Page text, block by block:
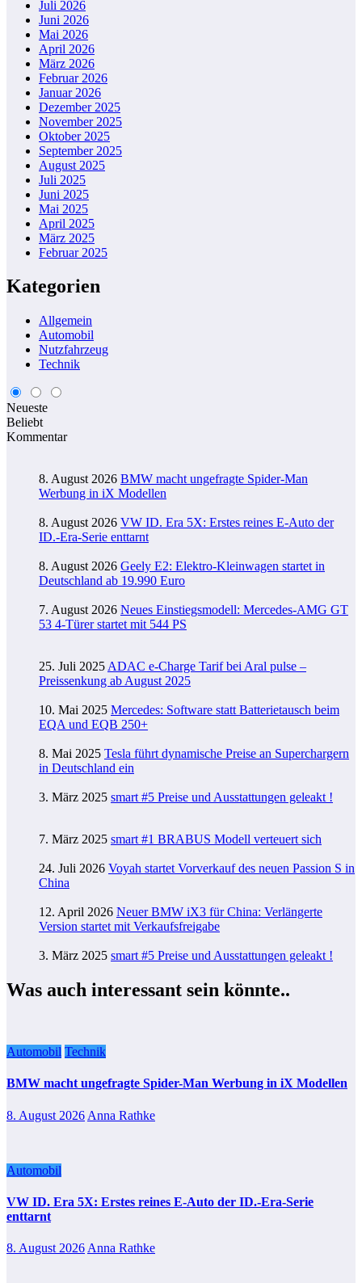
Juli 2026
Juni 2026
Mai 2026
April 2026
März 2026
Februar 2026
Januar 2026
Dezember 2025
November 2025
Oktober 2025
September 2025
August 2025
Juli 2025
Juni 2025
Mai 2025
April 2025
März 2025
Februar 2025
Kategorien
Allgemein
Automobil
Nutzfahrzeug
Technik
Neueste
Beliebt
Kommentar
8. August 2026 BMW macht ungefragte Spider-Man
Werbung in iX Modellen
8. August 2026 VW ID. Era 5X: Erstes reines E-Auto der
ID.-Era-Serie enttarnt
8. August 2026 Geely E2: Elektro-Kleinwagen startet in
Deutschland ab 19.990 Euro
7. August 2026 Neues Einstiegsmodell: Mercedes-AMG GT
53 4-Türer startet mit 544 PS
25. Juli 2025 ADAC e-Charge Tarif bei Aral pulse –
Preissenkung ab August 2025
10. Mai 2025 Mercedes: Software statt Batterietausch beim
EQA und EQB 250+
8. Mai 2025 Tesla führt dynamische Preise an Superchargern
in Deutschland ein
3. März 2025 smart #5 Preise und Ausstattungen geleakt !
7. März 2025 smart #1 BRABUS Modell verteuert sich
24. Juli 2026 Voyah startet Vorverkauf des neuen Passion S in
China
12. April 2026 Neuer BMW iX3 für China: Verlängerte
Version startet mit Verkaufsfreigabe
3. März 2025 smart #5 Preise und Ausstattungen geleakt !
Was auch interessant sein könnte..
Automobil Technik
BMW macht ungefragte Spider-Man Werbung in iX Modellen
8. August 2026 Anna Rathke
Automobil
VW ID. Era 5X: Erstes reines E-Auto der ID.-Era-Serie
enttarnt
8. August 2026 Anna Rathke